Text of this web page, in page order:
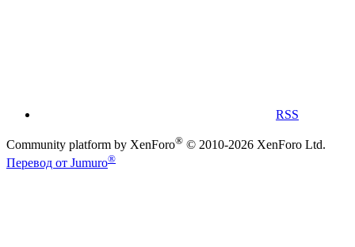
RSS
Community platform by XenForo® © 2010-2026 XenForo Ltd.
Перевод от Jumuro®